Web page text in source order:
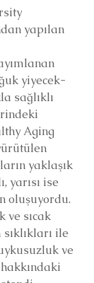
yapılan
yiyecek-
sağlıklı
Aging
yaklaşık
yarısı ise
oluşuyordu.
ve sıcak
ile
ve